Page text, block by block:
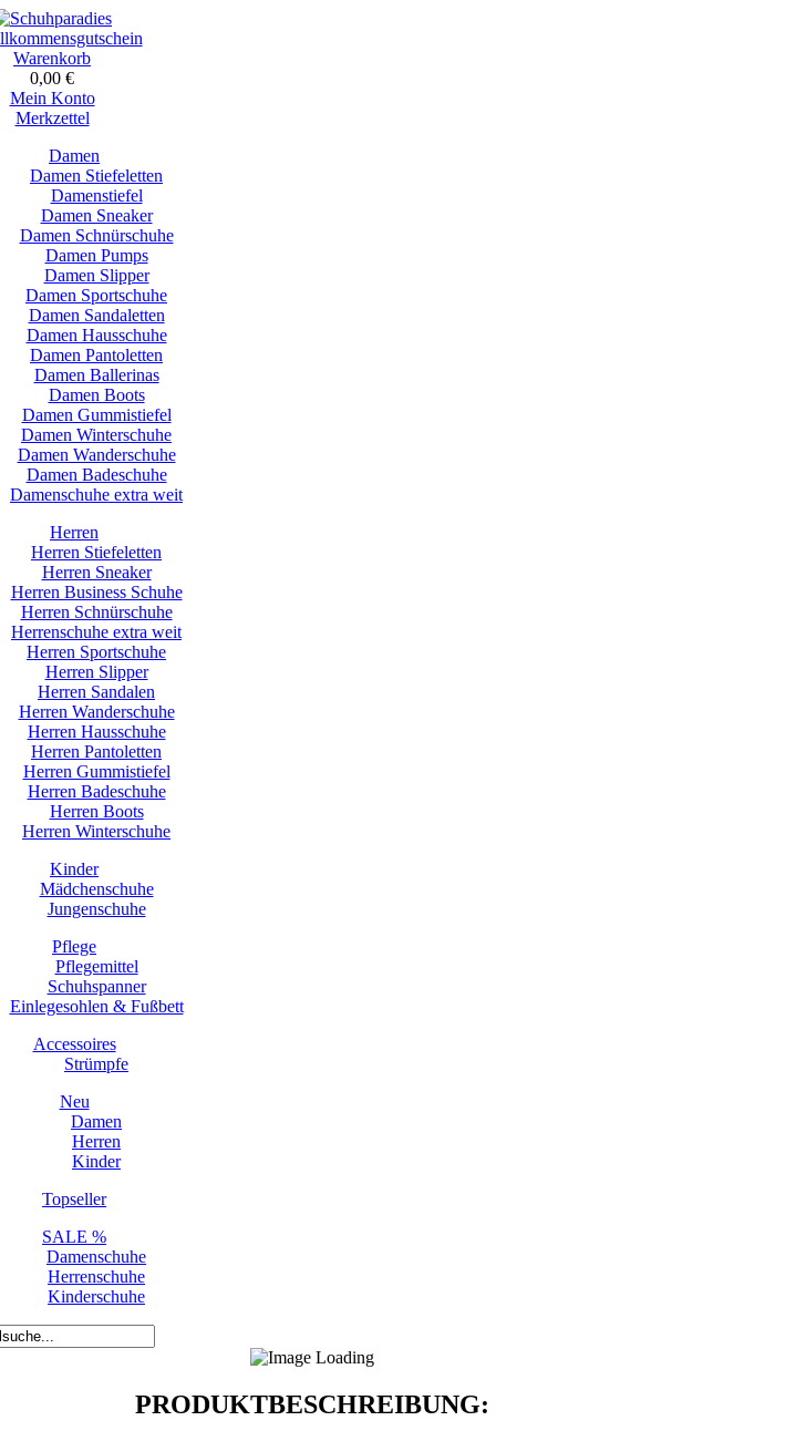
Warenkorb
0,00 €
Mein Konto
Merkzettel
Damen
Damen Stiefeletten
Damenstiefel
Damen Sneaker
Damen Schnürschuhe
Damen Pumps
Damen Slipper
Damen Sportschuhe
Damen Sandaletten
Damen Hausschuhe
Damen Pantoletten
Damen Ballerinas
Damen Boots
Damen Gummistiefel
Damen Winterschuhe
Damen Wanderschuhe
Damen Badeschuhe
Damenschuhe extra weit
Herren
Herren Stiefeletten
Herren Sneaker
Herren Business Schuhe
Herren Schnürschuhe
Herrenschuhe extra weit
Herren Sportschuhe
Herren Slipper
Herren Sandalen
Herren Wanderschuhe
Herren Hausschuhe
Herren Pantoletten
Herren Gummistiefel
Herren Badeschuhe
Herren Boots
Herren Winterschuhe
Kinder
Mädchenschuhe
Jungenschuhe
Pflege
Pflegemittel
Schuhspanner
Einlegesohlen & Fußbett
Accessoires
Strümpfe
Neu
Damen
Herren
Kinder
Topseller
SALE %
Damenschuhe
Herrenschuhe
Kinderschuhe
PRODUKTBESCHREIBUNG: